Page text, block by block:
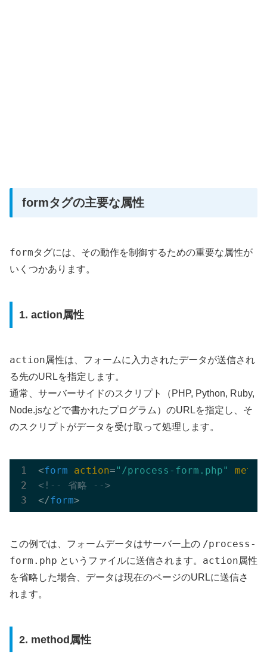
formタグの主要な属性
formタグには、その動作を制御するための重要な属性が
いくつかあります。
1. action属性
action属性は、フォームに入力されたデータが送信され
る先のURLを指定します。
通常、サーバーサイドのスクリプト（PHP, Python, Ruby,
Node.jsなどで書かれたプログラム）のURLを指定し、そ
のスクリプトがデータを受け取って処理します。
<form action="/process-form.php"
<!-- 省略 -->
</form>
この例では、フォームデータはサーバー上の /process-
form.php というファイルに送信されます。 action属性
を省略した場合、データは現在のページのURLに送信さ
れます。
2. method属性